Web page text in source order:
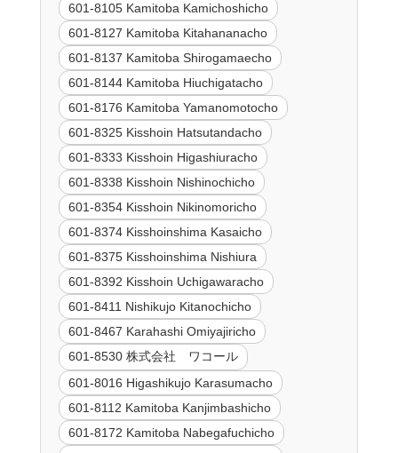
601-8105 Kamitoba Kamichoshicho
601-8127 Kamitoba Kitahananacho
601-8137 Kamitoba Shirogamaecho
601-8144 Kamitoba Hiuchigatacho
601-8176 Kamitoba Yamanomotocho
601-8325 Kisshoin Hatsutandacho
601-8333 Kisshoin Higashiuracho
601-8338 Kisshoin Nishinochicho
601-8354 Kisshoin Nikinomoricho
601-8374 Kisshoinshima Kasaicho
601-8375 Kisshoinshima Nishiura
601-8392 Kisshoin Uchigawaracho
601-8411 Nishikujo Kitanochicho
601-8467 Karahashi Omiyajiricho
601-8530 株式会社 ワコール
601-8016 Higashikujo Karasumacho
601-8112 Kamitoba Kanjimbashicho
601-8172 Kamitoba Nabegafuchicho